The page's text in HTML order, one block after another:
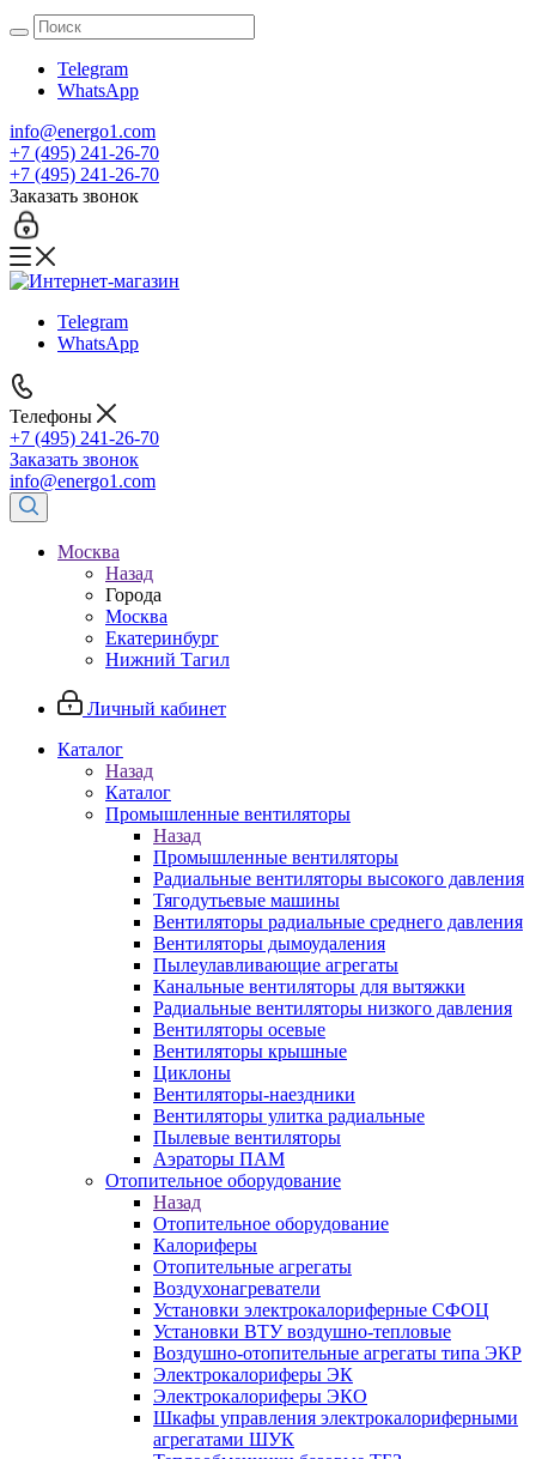
Telegram
WhatsApp
info@energo1.com
+7 (495) 241-26-70
+7 (495) 241-26-70
Заказать звонок
Telegram
WhatsApp
Телефоны
+7 (495) 241-26-70
Заказать звонок
info@energo1.com
Москва
Назад
Города
Москва
Екатеринбург
Нижний Тагил
Личный кабинет
Каталог
Назад
Каталог
Промышленные вентиляторы
Назад
Промышленные вентиляторы
Радиальные вентиляторы высокого давления
Тягодутьевые машины
Вентиляторы радиальные среднего давления
Вентиляторы дымоудаления
Пылеулавливающие агрегаты
Канальные вентиляторы для вытяжки
Радиальные вентиляторы низкого давления
Вентиляторы осевые
Вентиляторы крышные
Циклоны
Вентиляторы-наездники
Вентиляторы улитка радиальные
Пылевые вентиляторы
Аэраторы ПАМ
Отопительное оборудование
Назад
Отопительное оборудование
Калориферы
Отопительные агрегаты
Воздухонагреватели
Установки электрокалориферные СФОЦ
Установки ВТУ воздушно-тепловые
Воздушно-отопительные агрегаты типа ЭКР
Электрокалориферы ЭК
Электрокалориферы ЭКО
Шкафы управления электрокалориферными
агрегатами ШУК